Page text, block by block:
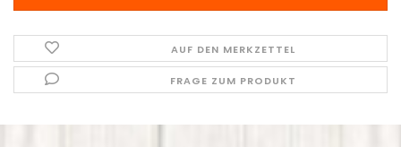
AUF DEN MERKZETTEL
FRAGE ZUM PRODUKT